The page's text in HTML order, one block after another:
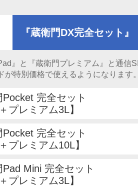
『蔵衛門DX完全セット』
』と『蔵衛門プレミアム』と通
が特別価格で使えるようになります
完全セット
プレミアム3L】
完全セット
プレミアム10L】
Mini 完全セット
プレミアム3L】